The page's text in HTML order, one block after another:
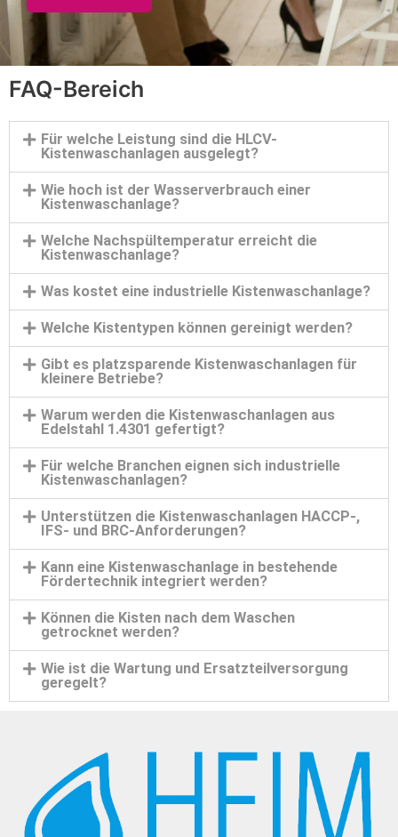
FAQ-Bereich
Für welche Leistung sind die HLCV-
Kistenwaschanlagen ausgelegt?
Wie hoch ist der Wasserverbrauch einer
Kistenwaschanlage?
Welche Nachspültemperatur erreicht die
Kistenwaschanlage?
Was kostet eine industrielle Kistenwaschanlage?
Welche Kistentypen können gereinigt werden?
Gibt es platzsparende Kistenwaschanlagen für
kleinere Betriebe?
Warum werden die Kistenwaschanlagen aus
Edelstahl 1.4301 gefertigt?
Für welche Branchen eignen sich industrielle
Kistenwaschanlagen?
Unterstützen die Kistenwaschanlagen HACCP-,
IFS- und BRC-Anforderungen?
Kann eine Kistenwaschanlage in bestehende
Fördertechnik integriert werden?
Können die Kisten nach dem Waschen
getrocknet werden?
Wie ist die Wartung und Ersatzteilversorgung
geregelt?